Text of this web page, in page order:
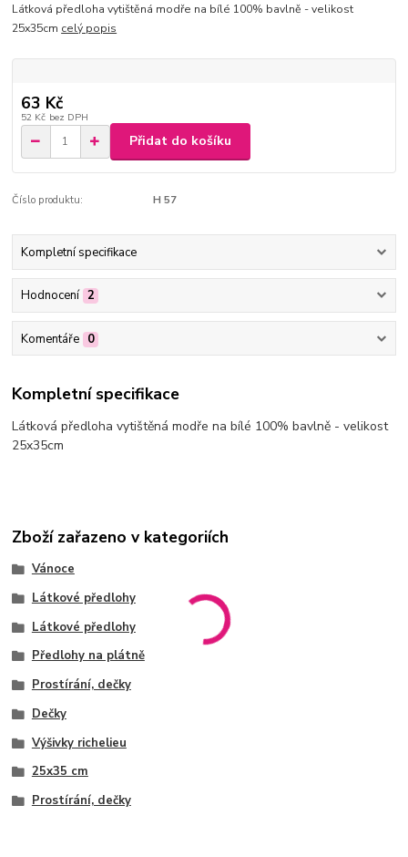
Látková předloha vytištěná modře na bílé 100% bavlně - velikost
25x35cm celý popis
63 Kč
52 Kč bez DPH
Přidat do košíku
Číslo produktu: H 57
Kompletní specifikace
Hodnocení 2
Komentáře 0
Kompletní specifikace
Látková předloha vytištěná modře na bílé 100% bavlně - velikost
25x35cm
Zboží zařazeno v kategoriích
Vánoce
Látkové předlohy
Látkové předlohy
Předlohy na plátně
Prostírání, dečky
Dečky
Výšivky richelieu
25x35 cm
Prostírání, dečky